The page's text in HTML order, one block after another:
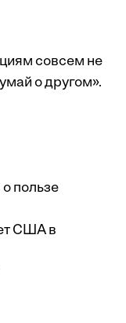
совсем не
о другом».
пользе
США в